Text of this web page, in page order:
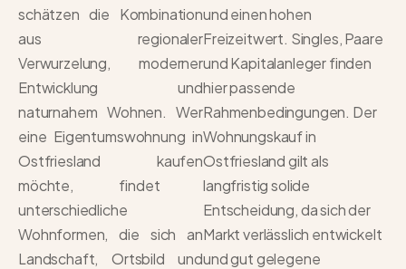
schätzen die Kombination
aus regionaler
Verwurzelung, moderner
Entwicklung und
naturnahem Wohnen. Wer
eine Eigentumswohnung in
Ostfriesland kaufen
möchte, findet
unterschiedliche
Wohnformen, die sich an
Landschaft, Ortsbild und
und einen hohen
Freizeitwert. Singles, Paare
und Kapitalanleger finden
hier passende
Rahmenbedingungen. Der
Wohnungskauf in
Ostfrieslandgilt als
langfristig solide
Entscheidung, da sich der
Markt verlässlich entwickelt
und gut gelegene